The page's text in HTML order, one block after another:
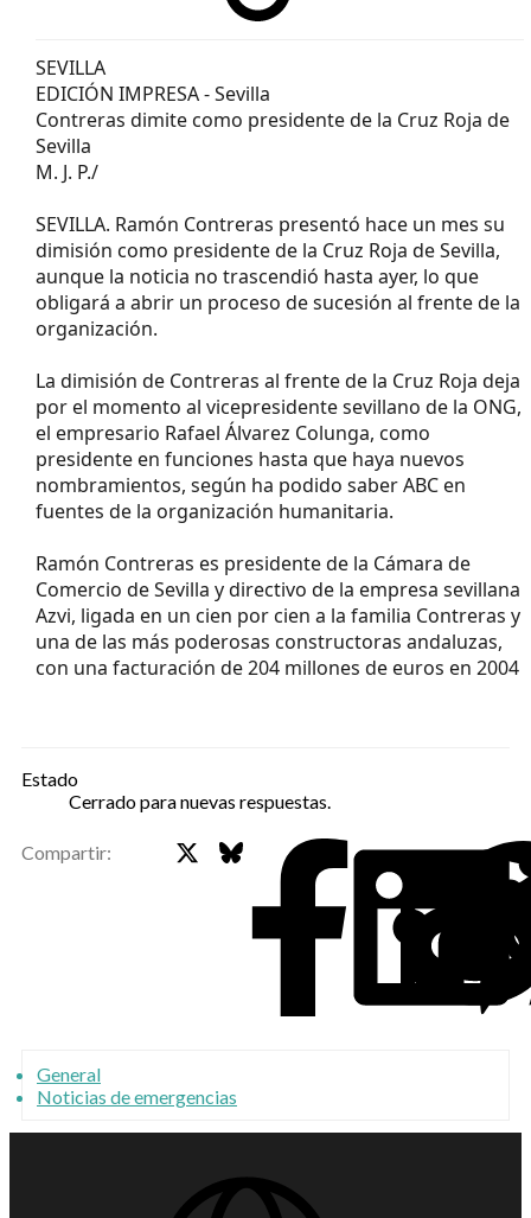
SEVILLA
EDICIÓN IMPRESA - Sevilla
Contreras dimite como presidente de la Cruz Roja de
Sevilla
M. J. P./
SEVILLA. Ramón Contreras presentó hace un mes su
dimisión como presidente de la Cruz Roja de Sevilla,
aunque la noticia no trascendió hasta ayer, lo que
obligará a abrir un proceso de sucesión al frente de la
organización.
La dimisión de Contreras al frente de la Cruz Roja deja
por el momento al vicepresidente sevillano de la ONG,
el empresario Rafael Álvarez Colunga, como
presidente en funciones hasta que haya nuevos
nombramientos, según ha podido saber ABC en
fuentes de la organización humanitaria.
Ramón Contreras es presidente de la Cámara de
Comercio de Sevilla y directivo de la empresa sevillana
Azvi, ligada en un cien por cien a la familia Contreras y
una de las más poderosas constructoras andaluzas,
con una facturación de 204 millones de euros en 2004
Estado
Cerrado para nuevas respuestas.
Compartir: Bluesky
General
Noticias de emergencias